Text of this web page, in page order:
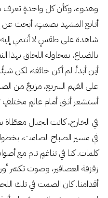
وهدوء، وكأن كل واحدةٍ
أتابع المشهد بصمتٍ، أبحث عن
شاهدة على طقسٍ لا أنتمي
بالضياع، بمحاولة اللحاق
أين أبدأ. لم أكن خائفة، لكن
على الفهم السريع، مزيجٌ من
أستشعر أنني أمام عالمٍ
في الخارج، كانت الجبال
في مسير الصباح الصامت،
كلمات. كنا في تناغمٍ تام مع
زقزقة العصافير، وصوت تكسّر
أقدامنا. كان الصمت في تلك